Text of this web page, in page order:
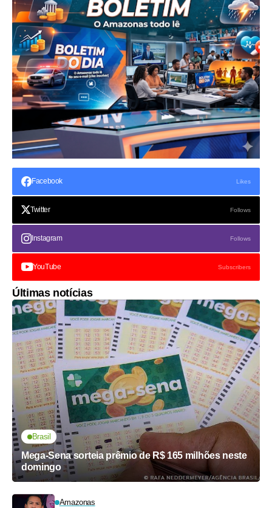
Facebook Likes
Twitter Follows
Instagram Follows
YouTube Subscribers
Últimas notícias
Brasil
Mega-Sena sorteia prêmio de R$ 165 milhões neste
domingo
Amazonas